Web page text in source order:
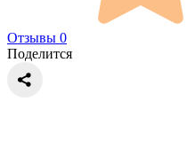
Отзывы 0
Поделится